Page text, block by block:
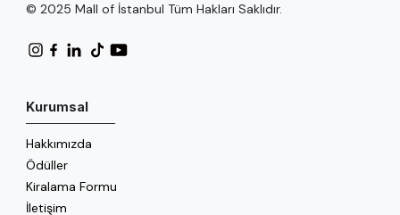
© 2025 Mall of İstanbul Tüm Hakları Saklıdır.
Kurumsal
Hakkımızda
Ödüller
Kiralama Formu
İletişim